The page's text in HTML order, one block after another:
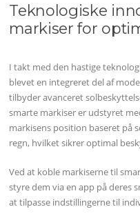
Teknologiske
markiser for
I takt med den hastige
blevet en integreret del af
tilbyder avanceret
smarte markiser er udstyret
markisens position baseret på
regn, hvilket sikrer optimal
Ved at koble markiserne til
styre dem via en app på deres
at tilpasse indstillingerne til